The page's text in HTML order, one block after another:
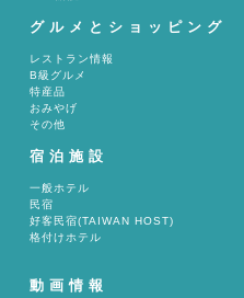
グルメとショッピング
レストラン情報
B級グルメ
特産品
おみやげ
その他
宿泊施設
一般ホテル
民宿
好客民宿(TAIWAN HOST)
格付けホテル
動画情報